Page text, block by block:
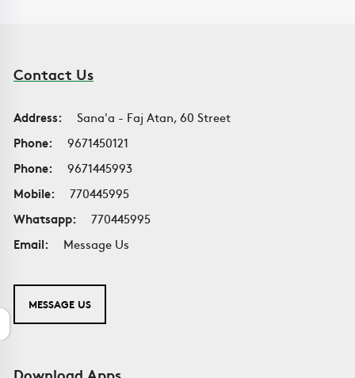
Contact Us
Address:
Sana'a - Faj Atan, 60 Street
Phone:
9671450121
Phone:
9671445993
Mobile:
770445995
Whatsapp:
770445995
Email:
Message Us
MESSAGE US